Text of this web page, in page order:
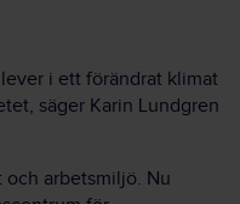
i ett förändrat klimat
säger Karin Lundgren
arbetsmiljö. Nu